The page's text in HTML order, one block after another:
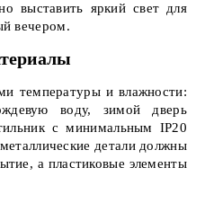
выставить яркий свет для
вечером.
температуры и влажности:
воду, зимой дверь
с минимальным IP20
детали должны
а пластиковые элементы